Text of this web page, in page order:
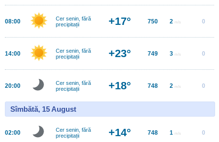
08:00
Cer senin, fără
precipitații
+17° 750 2 m/s 0
14:00
Cer senin, fără
precipitații
+23° 749 3 m/s 0
20:00
Cer senin, fără
precipitații
+18° 748 2 m/s 0
Sîmbătă, 15 August
02:00
Cer senin, fără
precipitații
+14° 748 1 m/s 0